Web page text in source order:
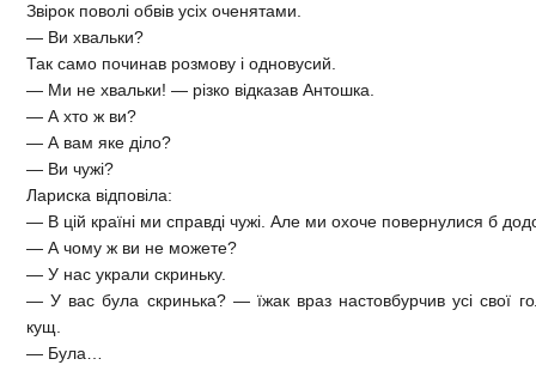
Звірок поволі обвів усіх оченятами.
— Ви хвальки?
Так само починав розмову і одновусий.
— Ми не хвальки! — різко відказав Антошка.
— А хто ж ви?
— А вам яке діло?
— Ви чужі?
Лариска відповіла:
— В цій країні ми справді чужі. Але ми охоче повернулися б
— А чому ж ви не можете?
— У нас украли скриньку.
— У вас була скринька? — їжак враз настовбурчив усі свої
кущ.
— Була…